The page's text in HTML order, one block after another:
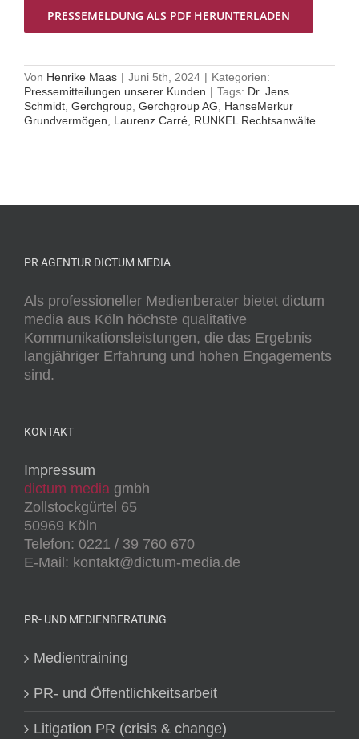
PRESSEMELDUNG ALS PDF HERUNTERLADEN
Von Henrike Maas | Juni 5th, 2024 | Kategorien:
Pressemitteilungen unserer Kunden | Tags: Dr. Jens
Schmidt Gerchgroup Gerchgroup AG
HanseMerkur
Grundvermögen
Laurenz Carré RUNKEL Rechtsanwälte
PR AGENTUR DICTUM MEDIA
Als professioneller Medienberater bietet dictum
media aus Köln höchste qualitative
Kommunikationsleistungen, die das Ergebnis
langjähriger Erfahrung und hohen Engagements
sind.
KONTAKT
Impressum
dictum media gmbh
Zollstockgürtel 65
50969 Köln
Telefon: 0221 / 39 760 670
E-Mail: kontakt@dictum-media.de
PR- UND MEDIENBERATUNG
Medientraining
PR- und Öffentlichkeitsarbeit
Litigation PR (crisis & change)